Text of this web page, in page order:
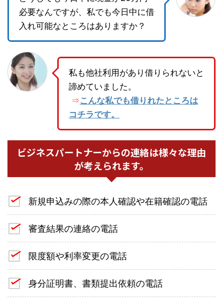
必要なんですが、私でも今日中に借
入れ可能なところはありますか？
私も他社利用があり借りられないと
諦めていました。
⇒ こんな私でも借りれたところは
コチラです。
ビジネスパートナーからの連絡は様々な理由
が考えられます。
新規申込みの際の本人確認や在籍確認の電話
審査結果の連絡の電話
限度額や利率変更の電話
身分証明書、書類提出依頼の電話